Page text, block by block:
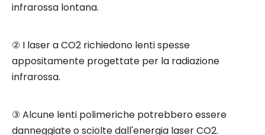
infrarossa lontana.
② I laser a CO2 richiedono lenti spesse
appositamente progettate per la radiazione
infrarossa.
③ Alcune lenti polimeriche potrebbero essere
danneggiate o sciolte dall'energia laser CO2.